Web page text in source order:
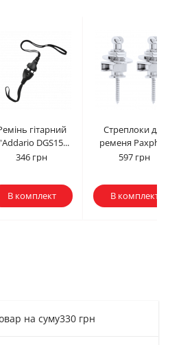
гітарний
DGS15...
346 грн
В комплект
Стреплоки для
ременя Paxphil...
597 грн
В комплект
на суму330 грн